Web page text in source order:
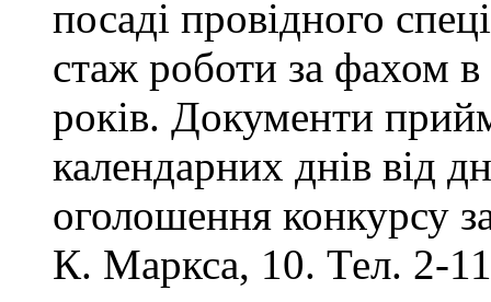
посаді провідного
стаж роботи за фахом
років. Документи
календарних днів від
оголошення конкурсу
К. Маркса, 10. Тел. 2-